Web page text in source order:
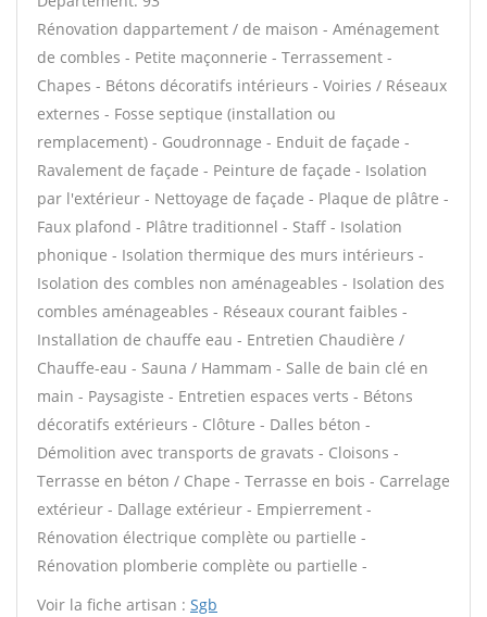
Rénovation dappartement / de maison - Aménagement
de combles - Petite maçonnerie - Terrassement -
Chapes - Bétons décoratifs intérieurs - Voiries / Réseaux
externes - Fosse septique (installation ou
remplacement) - Goudronnage - Enduit de façade -
Ravalement de façade - Peinture de façade - Isolation
par l'extérieur - Nettoyage de façade - Plaque de plâtre -
Faux plafond - Plâtre traditionnel - Staff - Isolation
phonique - Isolation thermique des murs intérieurs -
Isolation des combles non aménageables - Isolation des
combles aménageables - Réseaux courant faibles -
Installation de chauffe eau - Entretien Chaudière /
Chauffe-eau - Sauna / Hammam - Salle de bain clé en
main - Paysagiste - Entretien espaces verts - Bétons
décoratifs extérieurs - Clôture - Dalles béton -
Démolition avec transports de gravats - Cloisons -
Terrasse en béton / Chape - Terrasse en bois - Carrelage
extérieur - Dallage extérieur - Empierrement -
Rénovation électrique complète ou partielle -
Rénovation plomberie complète ou partielle -
Voir la fiche artisan : Sgb